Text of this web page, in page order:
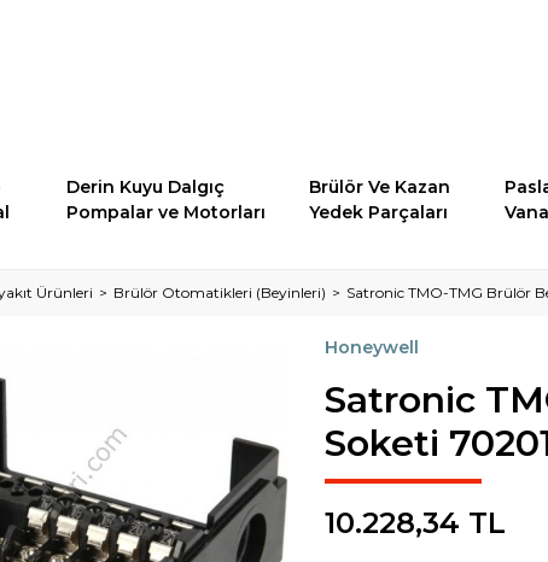
Derin Kuyu Dalgıç
Pompalar ve Motorları
Brülör Ve Kazan
Yedek Parçaları
Ürünleri Brülör Otomatikleri (Beyinleri) Satronic TMO-TMG Brülör
Honeywell
Satronic
Soketi
10.228,34 TL